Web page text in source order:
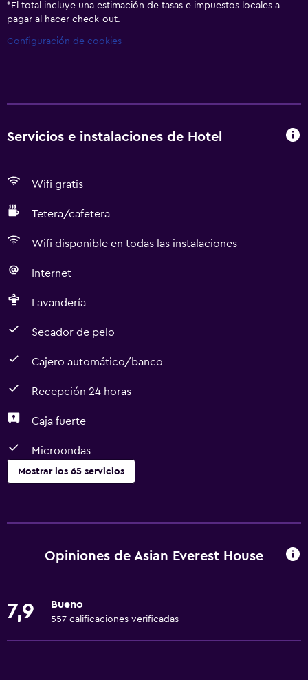
* El total incluye una estimación de tasas e impuestos locales a
pagar al hacer check-out.
Configuración de cookies
Servicios e instalaciones de Hotel
Wifi gratis
Tetera/cafetera
Wifi disponible en todas las instalaciones
Internet
Lavandería
Secador de pelo
Cajero automático/banco
Recepción 24 horas
Caja fuerte
Microondas
Mostrar los 65 servicios
Wifi gratis
Toallas
Opiniones de Asian Everest House
7,9 Bueno
557 calificaciones verificadas